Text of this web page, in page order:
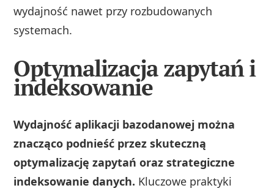
wydajność nawet przy rozbudowanych
systemach.
Optymalizacja zapytań i
indeksowanie
Wydajność aplikacji bazodanowej można
znacząco podnieść przez skuteczną
optymalizację zapytań oraz strategiczne
indeksowanie danych. Kluczowe praktyki